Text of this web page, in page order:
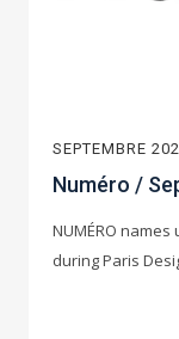
SEPTEMBRE
Numéro /
NUMÉRO
during Paris